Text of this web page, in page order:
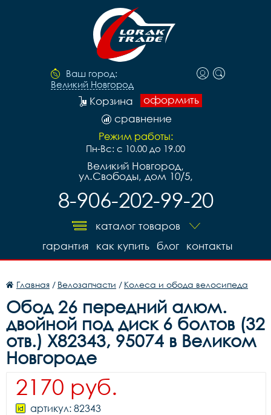
Ваш город:
Великий Новгород
оформить
Корзина
сравнение
Режим работы:
Пн-Вс: с 10.00 до 19.00
Великий Новгород,
ул.Свободы, дом 10/5,
8-906-202-99-20
каталог товаров
контакты
блог
как купить
гарантия
Главная / Велозапчасти / Колеса и обода велосипеда
Обод 26 передний алюм.
двойной под диск 6 болтов (32
отв.) X82343, 95074 в Великом
Новгороде
2170 руб.
артикул: 82343